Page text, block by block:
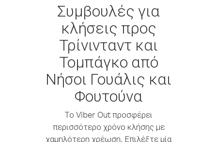
Συμβουλές για
κλήσεις προς
Τρίνινταντ και
Τομπάγκο από
Νήσοι Γουάλις και
Φουτούνα
Το Viber Out προσφέρει
περισσότερο χρόνο κλήσης με
χαμηλότερη χρέωση. Επιλέξτε μία